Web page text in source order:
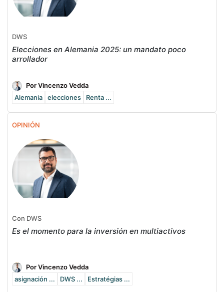
DWS
Elecciones en Alemania 2025: un mandato poco
arrollador
Por Vincenzo Vedda
Alemania
elecciones Renta ...
OPINIÓN
Con DWS
Es el momento para la inversión en multiactivos
Por Vincenzo Vedda
asignación ...
DWS ... Estratégias ...